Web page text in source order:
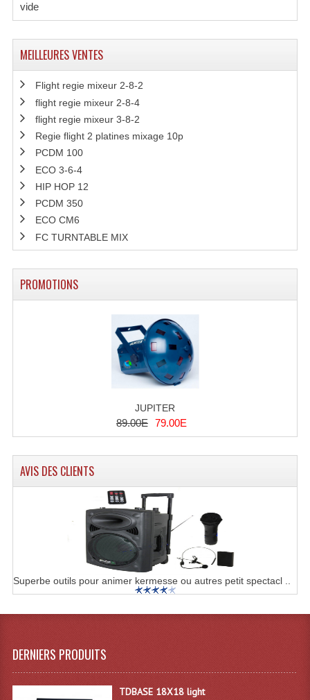
vide
MEILLEURES VENTES
Flight regie mixeur 2-8-2
flight regie mixeur 2-8-4
flight regie mixeur 3-8-2
Regie flight 2 platines mixage 10p
PCDM 100
ECO 3-6-4
HIP HOP 12
PCDM 350
ECO CM6
FC TURNTABLE MIX
PROMOTIONS
JUPITER
89.00E 79.00E
AVIS DES CLIENTS
Superbe outils pour animer kermesse ou autres petit spectacl ..
DERNIERS PRODUITS
TDBASE 18X18 light